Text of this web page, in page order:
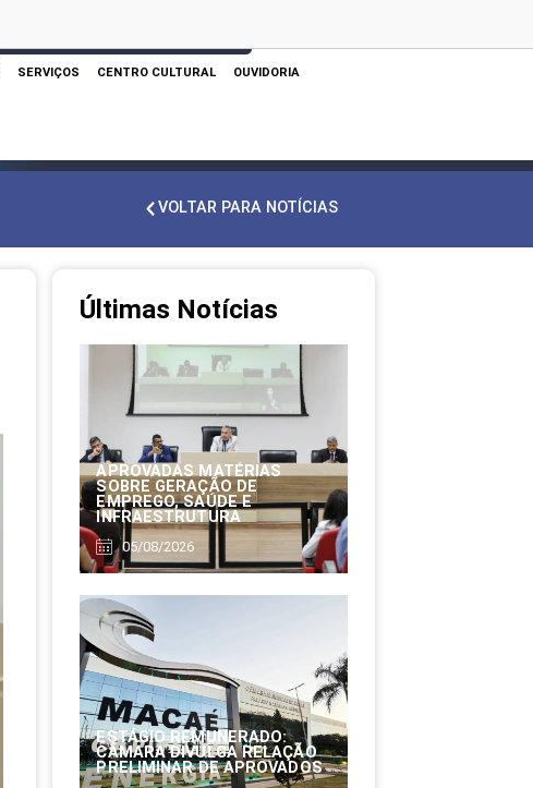
SERVIÇOS CENTRO CULTURAL OUVIDORIA
VOLTAR PARA NOTÍCIAS
Últimas Notícias
APROVADAS MATÉRIAS
SOBRE GERAÇÃO DE
EMPREGO, SAÚDE E
INFRAESTRUTURA
05/08/2026
ESTÁGIO REMUNERADO:
CÂMARA DIVULGA RELAÇÃO
PRELIMINAR DE APROVADOS